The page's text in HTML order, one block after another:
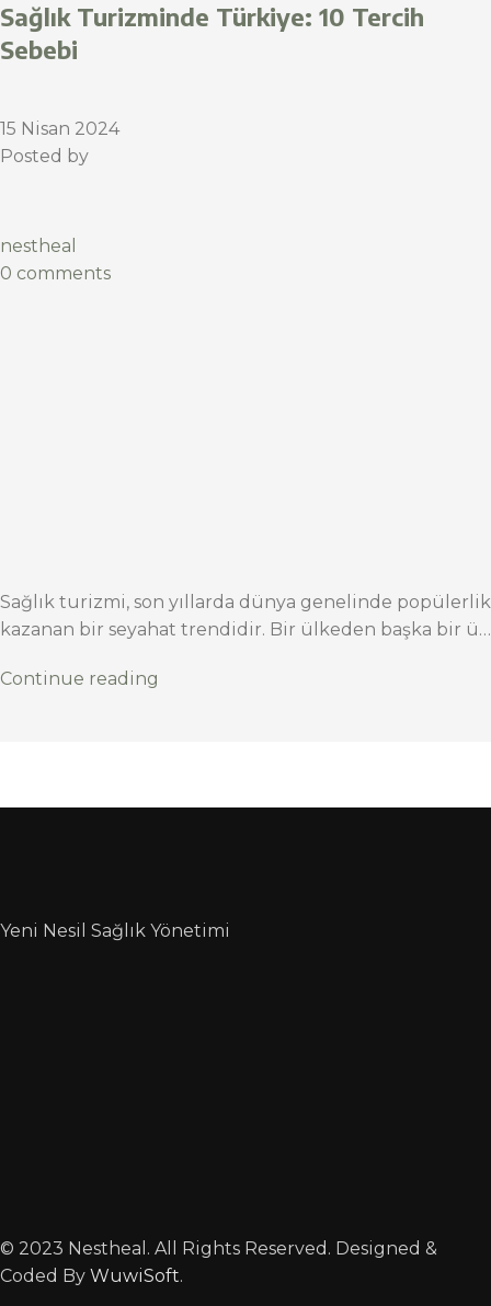
Sağlık Turizminde Türkiye: 10 Tercih
Sebebi
15 Nisan 2024
Posted by
nestheal
0 comments
Sağlık turizmi, son yıllarda dünya genelinde popülerlik
kazanan bir seyahat trendidir. Bir ülkeden başka bir ü…
Continue reading
Yeni Nesil Sağlık Yönetimi
© 2023 Nestheal. All Rights Reserved. Designed &
Coded By WuwiSoft.